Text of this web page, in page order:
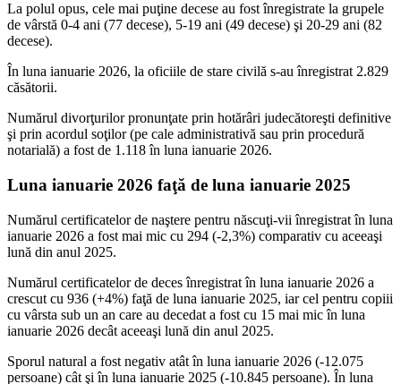
La polul opus, cele mai puţine decese au fost înregistrate la grupele
de vârstă 0-4 ani (77 decese), 5-19 ani (49 decese) şi 20-29 ani (82
decese).
În luna ianuarie 2026, la oficiile de stare civilă s-au înregistrat 2.829
căsătorii.
Numărul divorţurilor pronunţate prin hotărâri judecătoreşti definitive
şi prin acordul soţilor (pe cale administrativă sau prin procedură
notarială) a fost de 1.118 în luna ianuarie 2026.
Luna ianuarie 2026 faţă de luna ianuarie 2025
Numărul certificatelor de naştere pentru născuţi-vii înregistrat în luna
ianuarie 2026 a fost mai mic cu 294 (-2,3%) comparativ cu aceeaşi
lună din anul 2025.
Numărul certificatelor de deces înregistrat în luna ianuarie 2026 a
crescut cu 936 (+4%) faţă de luna ianuarie 2025, iar cel pentru copiii
cu vârsta sub un an care au decedat a fost cu 15 mai mic în luna
ianuarie 2026 decât aceeaşi lună din anul 2025.
Sporul natural a fost negativ atât în luna ianuarie 2026 (-12.075
persoane) cât şi în luna ianuarie 2025 (-10.845 persoane). În luna